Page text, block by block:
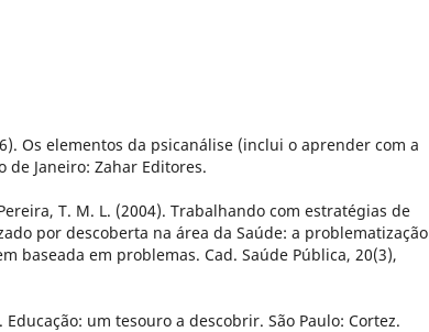
Os elementos da psicanálise (inclui o aprender com a
de Janeiro: Zahar Editores.
T. M. L. (2004). Trabalhando com estratégias de
por descoberta na área da Saúde: a problematização
baseada em problemas. Cad. Saúde Pública, 20(3),
Educação: um tesouro a descobrir. São Paulo: Cortez.